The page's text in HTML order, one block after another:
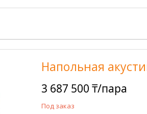
Напольная
3 687 500 ₸/пара
Под заказ